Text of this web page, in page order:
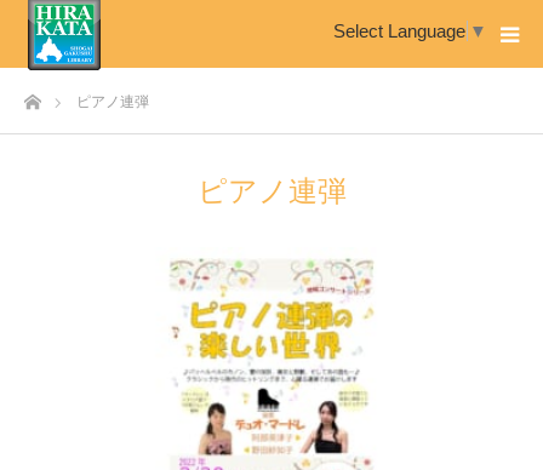
Select Language ▼
ホームピアノ連弾
ピアノ連弾